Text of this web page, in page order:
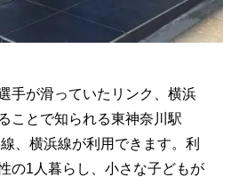
手が滑っていたリンク、横浜
ことで知られる東神奈川駅
、横浜線が利用できます。利
の1人暮らし、小さな子どもが